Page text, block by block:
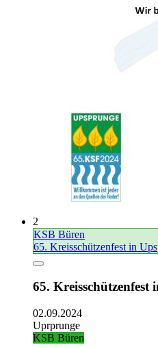
2
KSB Büren
65. Kreisschützenfest in
65. Kreisschützenfest
02.09.2024
Uprprunge
KSB Büren